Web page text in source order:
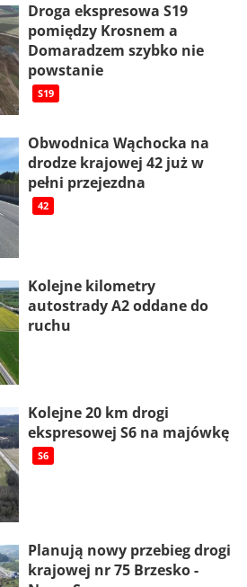
Droga ekspresowa S19
pomiędzy Krosnem a
Domaradzem szybko nie
powstanie
S19
Obwodnica Wąchocka na
drodze krajowej 42 już w
pełni przejezdna
42
Kolejne kilometry
autostrady A2 oddane do
ruchu
Kolejne 20 km drogi
ekspresowej S6 na majówkę
S6
Planują nowy przebieg drogi
krajowej nr 75 Brzesko -